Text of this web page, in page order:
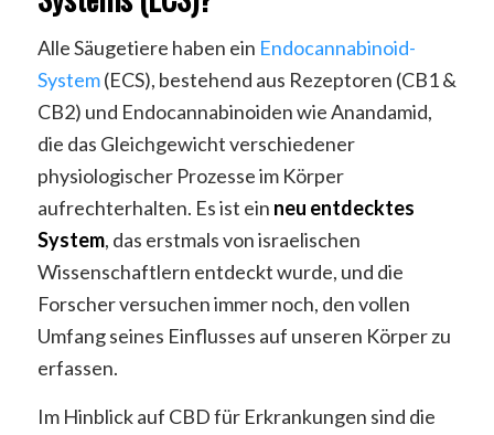
Alle Säugetiere haben ein Endocannabinoid-
System(ECS), bestehend aus Rezeptoren (CB1 &
CB2) und Endocannabinoiden wie Anandamid,
die das Gleichgewicht verschiedener
physiologischer Prozesse im Körper
aufrechterhalten. Es ist ein neu entdecktes
System, das erstmals von israelischen
Wissenschaftlern entdeckt wurde, und die
Forscher versuchen immer noch, den vollen
Umfang seines Einflusses auf unseren Körper zu
erfassen.
Im Hinblick auf CBD für Erkrankungen sind die